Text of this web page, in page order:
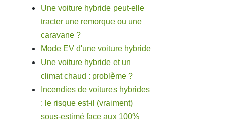
Une voiture hybride peut-elle
tracter une remorque ou une
caravane ?
Mode EV d'une voiture hybride
Une voiture hybride et un
climat chaud : problème ?
Incendies de voitures hybrides
: le risque est-il (vraiment)
sous-estimé face aux 100%